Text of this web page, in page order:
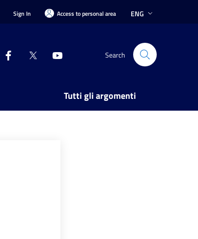
Sign In Access to personal area ENG
Search
Tutti gli argomenti